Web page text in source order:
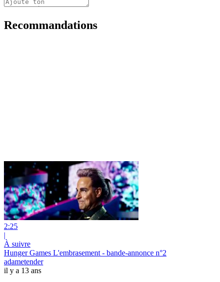
Recommandations
2:25
|
À suivre
Hunger Games L'embrasement - bande-annonce n°2
adametender
il y a 13 ans